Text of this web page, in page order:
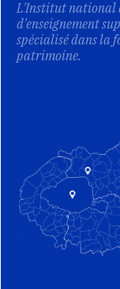
L'Institut national
d'enseignement
spécialisé dans la
patrimoine.